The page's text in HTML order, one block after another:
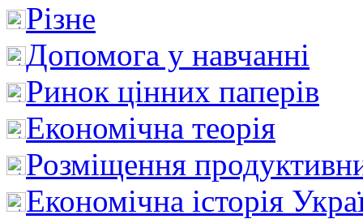
Різне
Допомога у навчанні
Ринок цінних паперів
Економічна теорія
Розміщення
Економічна історія